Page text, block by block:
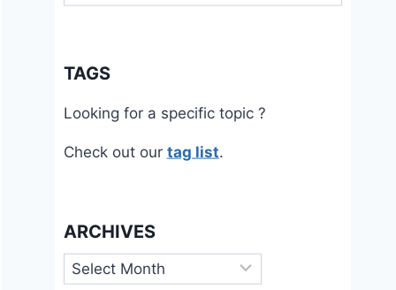
TAGS
Looking for a specific topic ?
Check out our tag list.
ARCHIVES
Archives